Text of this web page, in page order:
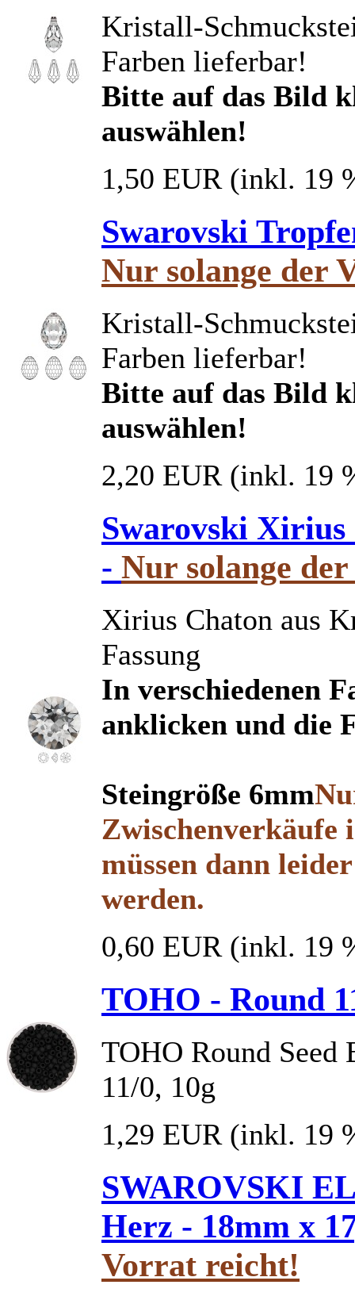
Kristall-
Farben lieferbar!
Bitte auf das Bild
auswählen!
1,50 EUR (inkl. 19
Swarovski
Nur solange der
Kristall-
Farben lieferbar!
Bitte auf das Bild
auswählen!
2,20 EUR (inkl. 19
Swarovski Xirius
- Nur solange
Xirius Chaton aus
Fassung
In verschiedenen
anklicken und die
Steingröße 6mm
müssen dann
werden.
0,60 EUR (inkl. 19
TOHO - Round
TOHO Round Seed
11/0, 10g
1,29 EUR (inkl. 19
SWAROVSKI
Herz - 18mm x
Vorrat reicht!